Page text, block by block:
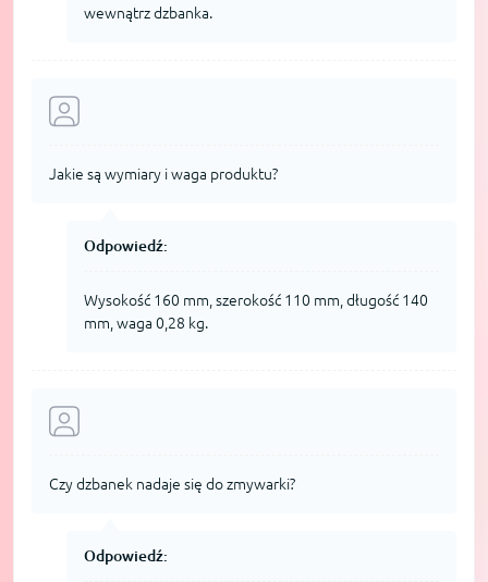
wewnątrz dzbanka.
Jakie są wymiary i waga produktu?
Odpowiedź:
Wysokość 160 mm, szerokość 110 mm, długość 140
mm, waga 0,28 kg.
Czy dzbanek nadaje się do zmywarki?
Odpowiedź: